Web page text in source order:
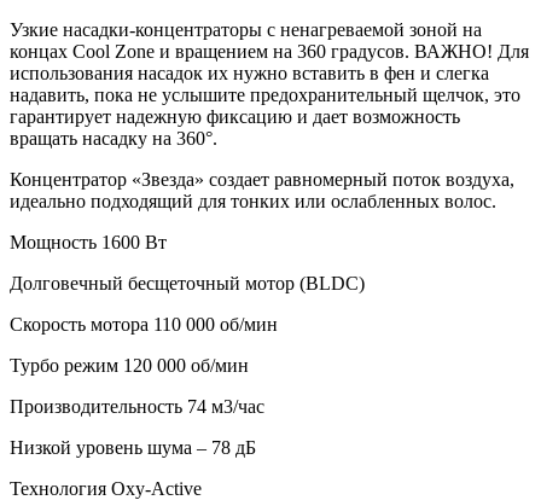
Узкие насадки-концентраторы с ненагреваемой зоной на
концах Cool Zone и вращением на 360 градусов. ВАЖНО! Для
использования насадок их нужно вставить в фен и слегка
надавить, пока не услышите предохранительный щелчок, это
гарантирует надежную фиксацию и дает возможность
вращать насадку на 360°.
Концентратор «Звезда» создает равномерный поток воздуха,
идеально подходящий для тонких или ослабленных волос.
Мощность 1600 Вт
Долговечный бесщеточный мотор (BLDC)
Скорость мотора 110 000 об/мин
Турбо режим 120 000 об/мин
Производительность 74 м3/час
Низкой уровень шума – 78 дБ
Технология Oxy-Active